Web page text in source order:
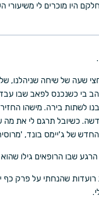
היו מוכרים לי משיעורי
שעה של שיחה שניהלנו,
בי כשנכנס לפאב שבו
לשתות בירה. מישהו
כשיובל תרגם לי את
של ג'יימס בונד,
שבו הרופאים גילו שהוא
שהנחתי על פרק כף